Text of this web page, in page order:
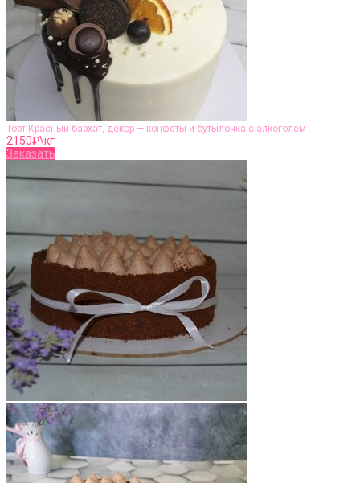
Торт Красный бархат, декор — конфеты и бутылочка с алкоголем
2150₽\кг
Заказать